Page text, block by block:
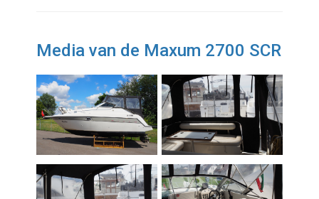
Media van de Maxum 2700 SCR